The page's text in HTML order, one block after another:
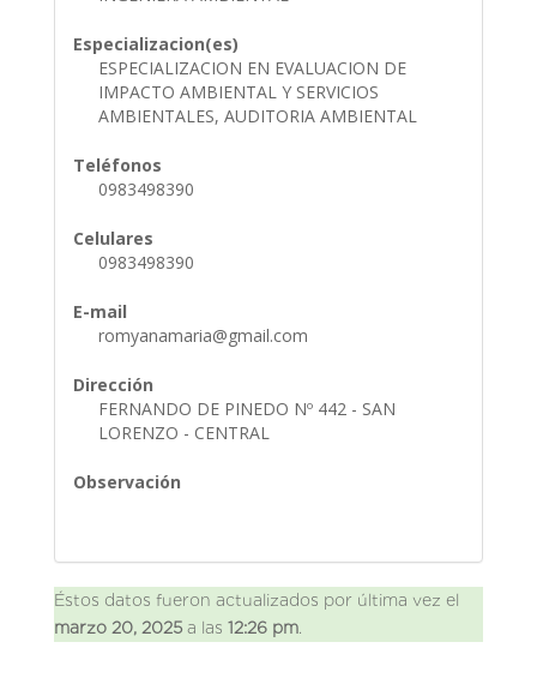
Especializacion(es)
ESPECIALIZACION EN EVALUACION DE
IMPACTO AMBIENTAL Y SERVICIOS
AMBIENTALES, AUDITORIA AMBIENTAL
Teléfonos
0983498390
Celulares
0983498390
E-mail
romyanamaria@gmail.com
Dirección
FERNANDO DE PINEDO Nº 442 - SAN
LORENZO - CENTRAL
Observación
Éstos datos fueron actualizados por última vez el
marzo 20, 2025a las 12:26 pm.